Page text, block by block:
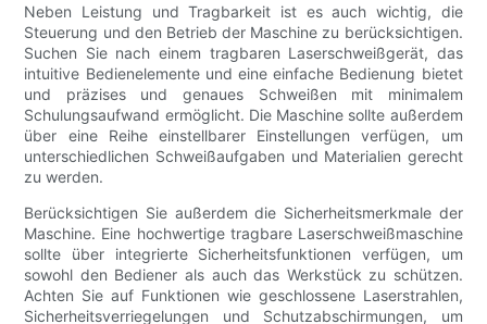
Neben Leistung und Tragbarkeit ist es auch wichtig, die
Steuerung und den Betrieb der Maschine zu berücksichtigen.
Suchen Sie nach einem tragbaren Laserschweißgerät, das
intuitive Bedienelemente und eine einfache Bedienung bietet
und präzises und genaues Schweißen mit minimalem
Schulungsaufwand ermöglicht. Die Maschine sollte außerdem
über eine Reihe einstellbarer Einstellungen verfügen, um
unterschiedlichen Schweißaufgaben und Materialien gerecht
zu werden.
Berücksichtigen Sie außerdem die Sicherheitsmerkmale der
Maschine. Eine hochwertige tragbare Laserschweißmaschine
sollte über integrierte Sicherheitsfunktionen verfügen, um
sowohl den Bediener als auch das Werkstück zu schützen.
Achten Sie auf Funktionen wie geschlossene Laserstrahlen,
Sicherheitsverriegelungen und Schutzabschirmungen, um